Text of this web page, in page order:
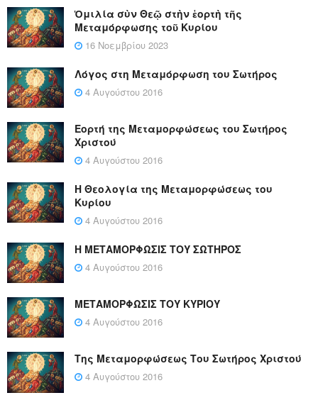
Ὁμιλία σὺν Θεῷ στὴν ἑορτὴ τῆς
Μεταμόρφωσης τοῦ Κυρίου
16 Νοεμβρίου 2023
Λόγος στη Μεταμόρφωση του Σωτήρος
4 Αυγούστου 2016
Εορτή της Μεταμορφώσεως του Σωτήρος
Χριστού
4 Αυγούστου 2016
Η Θεολογία της Μεταμορφώσεως του
Κυρίου
4 Αυγούστου 2016
Η ΜΕΤΑΜΟΡΦΩΣΙΣ ΤΟΥ ΣΩΤΗΡΟΣ
4 Αυγούστου 2016
ΜΕΤΑΜΟΡΦΩΣΙΣ ΤΟΥ ΚΥΡΙΟΥ
4 Αυγούστου 2016
Της Μεταμορφώσεως Του Σωτήρος Χριστού
4 Αυγούστου 2016